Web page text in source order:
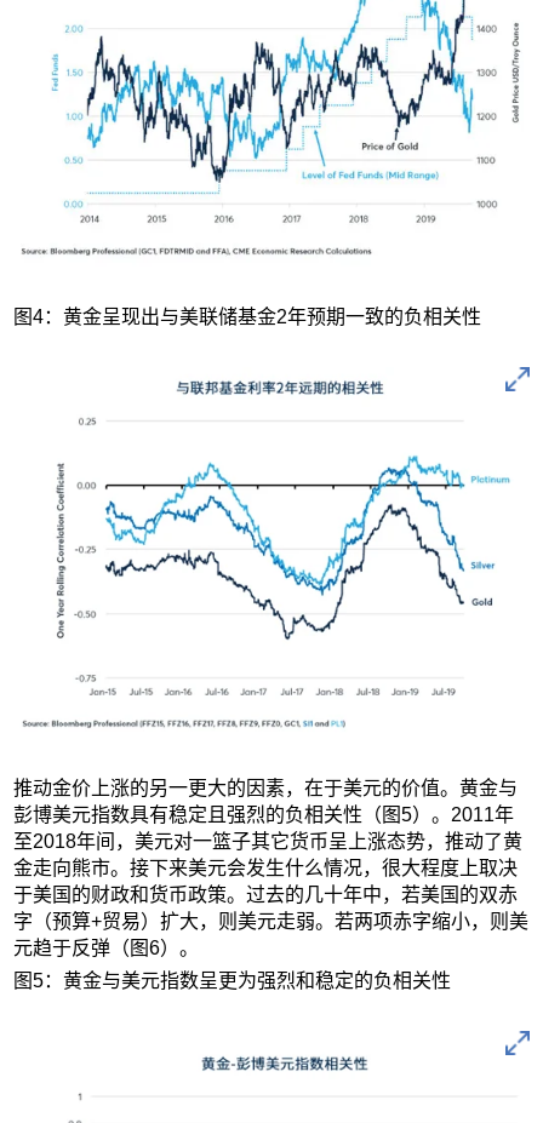
图4：黄金呈现出与美联储基金2年预期一致的负相关性
推动金价上涨的另一更大的因素，在于美元的价值。黄金与
彭博美元指数具有稳定且强烈的负相关性（图5）。2011年
至2018年间，美元对一篮子其它货币呈上涨态势，推动了黄
金走向熊市。接下来美元会发生什么情况，很大程度上取决
于美国的财政和货币政策。过去的几十年中，若美国的双赤
字（预算+贸易）扩大，则美元走弱。若两项赤字缩小，则美
元趋于反弹（图6）。
图5：黄金与美元指数呈更为强烈和稳定的负相关性